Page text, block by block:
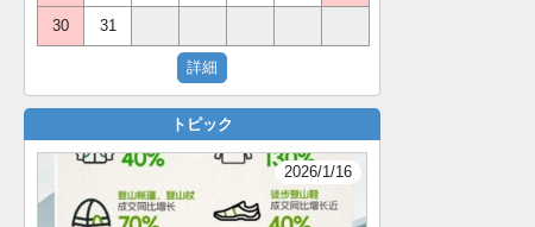
30 31
トピック
2026/1/16